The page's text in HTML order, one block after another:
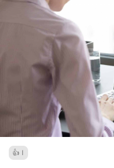
1